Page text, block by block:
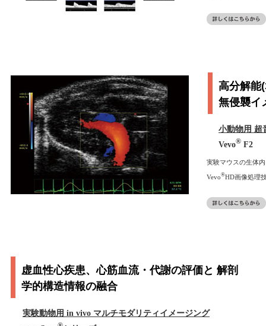
高分解能
無侵襲イ
小動物用 超
Vevo® F2
実験マウスの生体
Vevo®HD画像処理
虚血性心疾患、心筋血流・代謝の評価と 解剖
学的構造情報の融合
実験動物用 in vivo マルチモダリティイメージング